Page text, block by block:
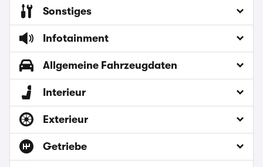
Sonstiges
Infotainment
Allgemeine Fahrzeugdaten
Interieur
Exterieur
Getriebe